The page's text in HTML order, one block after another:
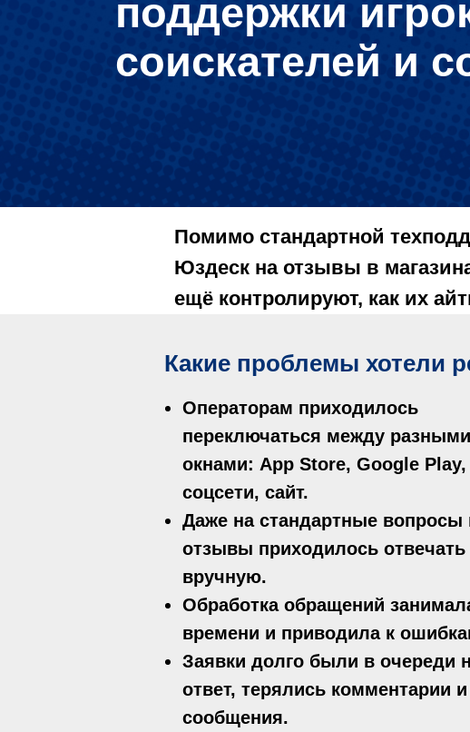
поддержки
соискателей и
Помимо стандартной
Юздеск на отзывы в
ещё контролируют, как их
Операторам приходилось
переключаться между разными
окнами: App Store, Google Play,
соцсети, сайт.
Даже на стандартные вопросы
отзывы приходилось отвечать
вручную.
Обработка обращений
времени и приводила к
Заявки долго были в очереди
ответ, терялись комментарии и
сообщения.
Какие проблемы хотели